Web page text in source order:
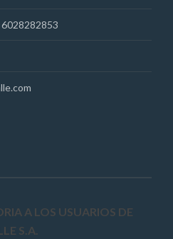
A LOS USUARIOS DE
S.A.